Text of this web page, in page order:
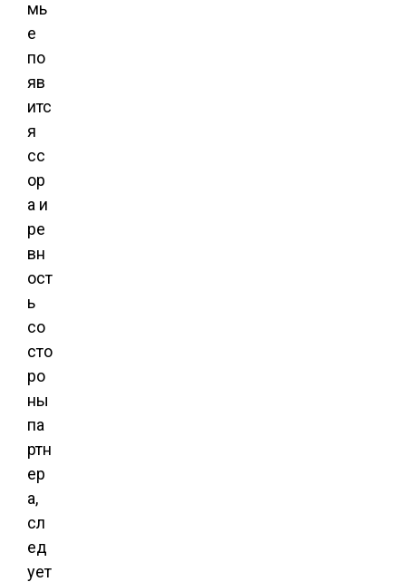
мь
е
по
яв
итс
я
сс
ор
а и
ре
вн
ост
ь
со
сто
ро
ны
па
ртн
ер
а,
сл
ед
ует